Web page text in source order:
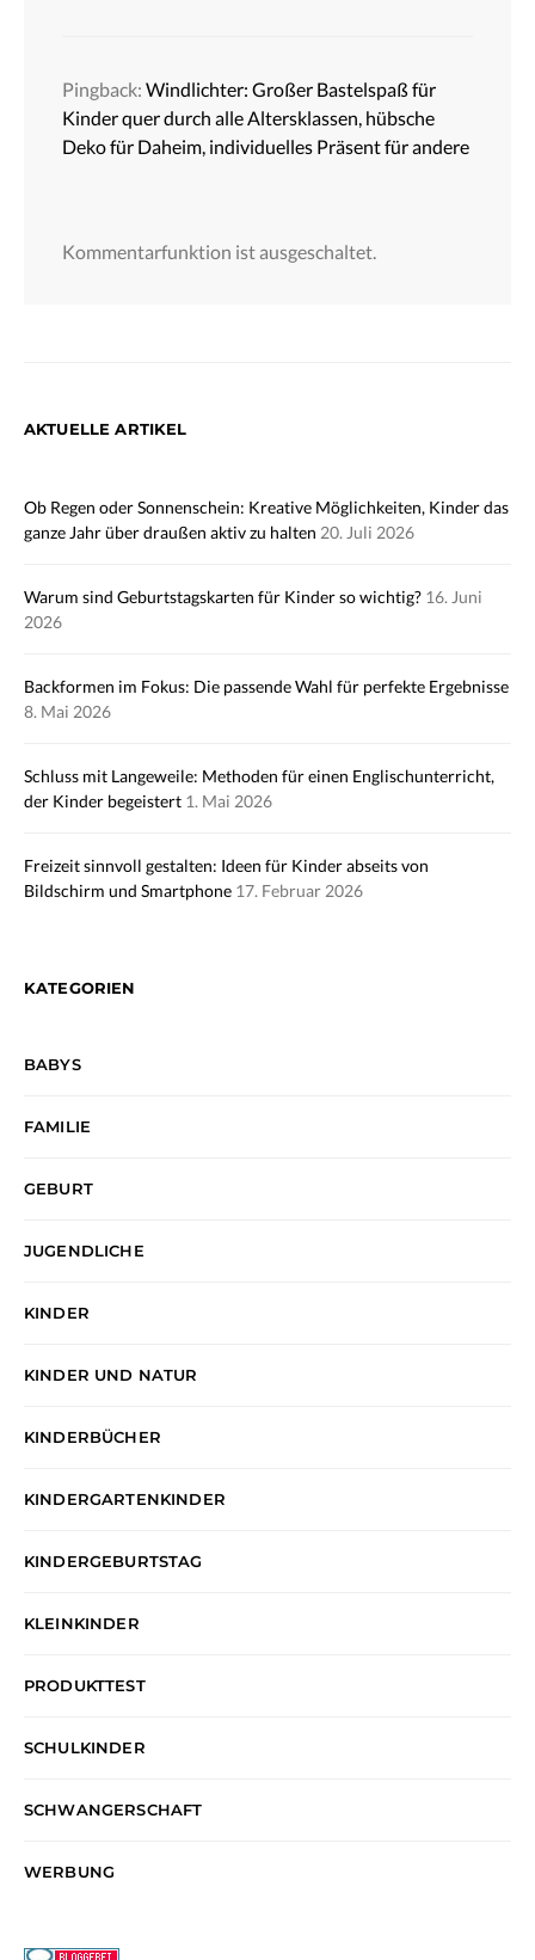
Pingback: Windlichter: Großer Bastelspaß für
Kinder quer durch alle Altersklassen, hübsche
Deko für Daheim, individuelles Präsent für andere
Kommentarfunktion ist ausgeschaltet.
AKTUELLE ARTIKEL
Ob Regen oder Sonnenschein: Kreative Möglichkeiten, Kinder das
ganze Jahr über draußen aktiv zu halten 20. Juli 2026
Warum sind Geburtstagskarten für Kinder so wichtig? 16. Juni
2026
Backformen im Fokus: Die passende Wahl für perfekte Ergebnisse
8. Mai 2026
Schluss mit Langeweile: Methoden für einen Englischunterricht,
der Kinder begeistert 1. Mai 2026
Freizeit sinnvoll gestalten: Ideen für Kinder abseits von
Bildschirm und Smartphone 17. Februar 2026
KATEGORIEN
BABYS
FAMILIE
GEBURT
JUGENDLICHE
KINDER
KINDER UND NATUR
KINDERBÜCHER
KINDERGARTENKINDER
KINDERGEBURTSTAG
KLEINKINDER
PRODUKTTEST
SCHULKINDER
SCHWANGERSCHAFT
WERBUNG